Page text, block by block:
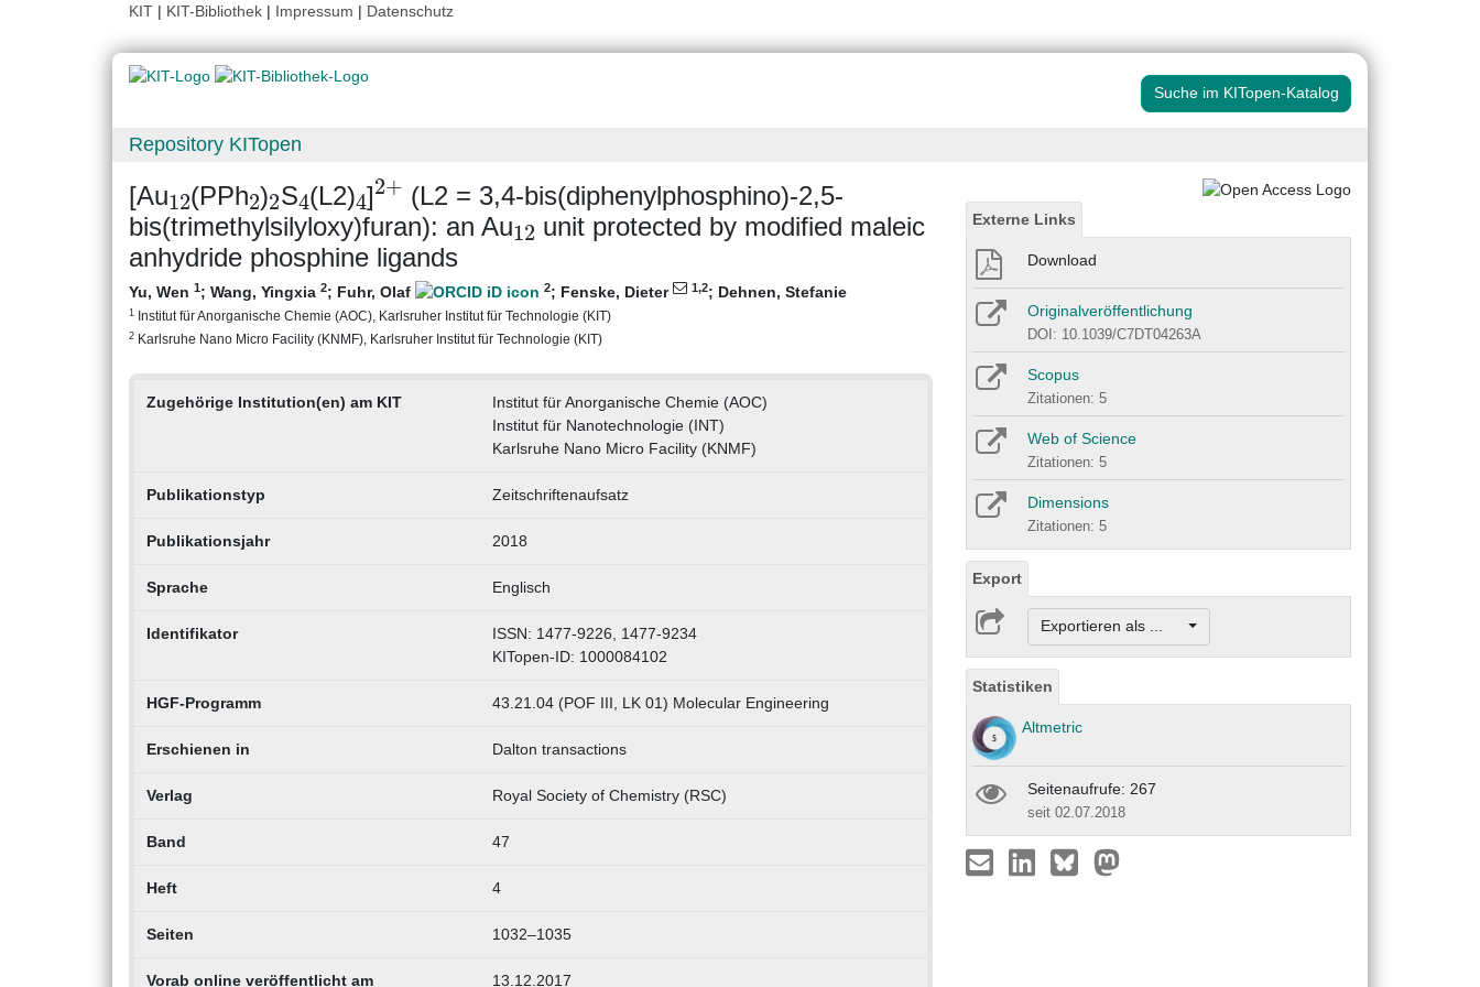
KIT | KIT-Bibliothek | Impressum | Datenschutz
Suche im KITopen-Katalog
Repository KITopen
[Au
12
(PPh
2
)
2
S
4
(L2)
4
]
2 +
(L2 = 3,4-bis(diphenylphosphino)-2,5-
bis(trimethylsilyloxy)furan): an Au
12
unit protected by modified maleic
anhydride phosphine ligands
Yu, Wen 1; Wang, Yingxia 2; Fuhr, Olaf 2; Fenske, Dieter 1,2; Dehnen, Stefanie
1 Institut für Anorganische Chemie (AOC), Karlsruher Institut für Technologie (KIT)
2 Karlsruhe Nano Micro Facility (KNMF), Karlsruher Institut für Technologie (KIT)
Zugehörige Institution(en) am KIT
Institut für Anorganische Chemie (AOC)
Institut für Nanotechnologie (INT)
Karlsruhe Nano Micro Facility (KNMF)
Publikationstyp Zeitschriftenaufsatz
Publikationsjahr 2018
Sprache Englisch
Identifikator
ISSN: 1477-9226, 1477-9234
KITopen-ID: 1000084102
HGF-Programm 43.21.04 (POF III, LK 01) Molecular Engineering
Erschienen in Dalton transactions
Verlag Royal Society of Chemistry (RSC)
Band 47
Heft 4
Seiten 1032–1035
Vorab online veröffentlicht am 13.12.2017
Externe Links
Download
Originalveröffentlichung
DOI: 10.1039/C7DT04263A
Scopus
Zitationen: 5
Web of Science
Zitationen: 5
Dimensions
Zitationen: 5
Export
Exportieren als ...
Statistiken
Altmetric
Seitenaufrufe: 267
seit 02.07.2018